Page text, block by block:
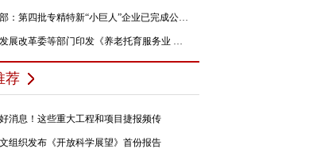
工信部：第四批专精特新“小巨人”企业已完成公示，民营企业占84%
国家发展改革委等部门印发《养老托育服务业 纾困扶持若干政策措施》的通知
荐
消息！这些重大工程和项目捷报频传
组织发布《开放科学展望》首份报告